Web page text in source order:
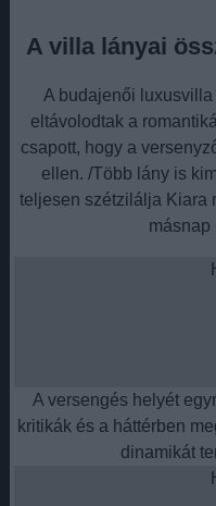
A villa lányai
A budajenői
eltávolodtak a
csapott, hogy a
ellen. /Több lány is
teljesen szétzilálja Kiara
másnap
A versengés helyét
kritikák és a háttérben
dinamikát